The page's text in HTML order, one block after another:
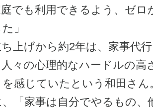
でも利用できるよう、ゼロ
」
上げから約2年は、家事代
々の心理的なハードルの高
を感じていたという和田さ
「家事は自分でやるもの、